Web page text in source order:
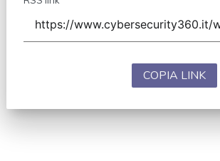
COPIA LINK